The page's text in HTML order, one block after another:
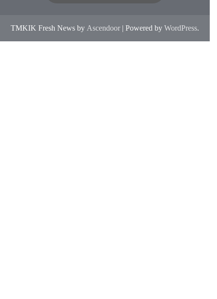
TMKIK Fresh News by Ascendoor | Powered by WordPress.